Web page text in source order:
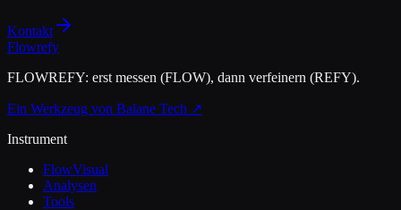
Kontakt
Flowrefy
FLOWREFY: erst messen (FLOW), dann verfeinern (REFY).
Ein Werkzeug von Balane Tech ↗
Instrument
FlowVisual
Analysen
Tools